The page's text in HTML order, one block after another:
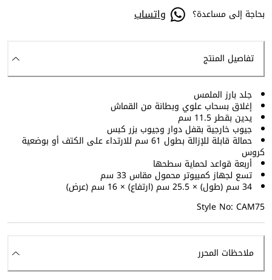
بحاجة إلى مساعدة؟ واتساب
تفاصيل المنتج
جلد بارز الملمس
إغلاق بسحاب علوي وبطانة من القماش
يدين بقطر 11.5 سم
جيوب خارجية بقفل دوار وجيوب بزر كبس
حمالة قابلة للإزالة بطول 61 سم للارتداء على الكتف أو بوضعية
كروس
أربعة قواعد لحماية سطحها
تسع لجهاز كمبيوتر محمول مقاس 33 سم
34 سم (طول) × 25.5 سم (ارتفاع) × 16 سم (عرض)
Style No: CAM75
ملاحظات المحرر